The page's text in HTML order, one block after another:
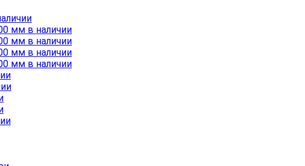
мм в наличии
мм в наличии
мм в наличии
мм в наличии